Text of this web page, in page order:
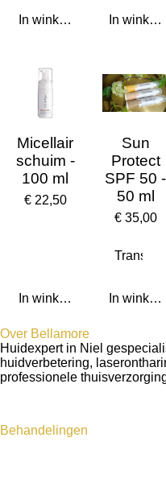
In winkelwagen In
Micellair
schuim -
100 ml
€ 22,50
In winkelwagen
Sun
Protect
SPF 50 -
50 ml
€ 35,00
In
Over Bellamore
Huidexpert in Niel
huidverbetering,
professionele
Behandelingen